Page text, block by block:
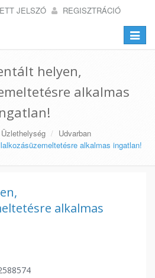
JELSZÓ REGISZTRÁCIÓ
Toggle
helyen,
alkalmas
Üzlethelység
Udvarban
alkalmas ingatlan!
alkalmas